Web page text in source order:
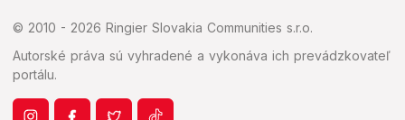
© 2010 - 2026 Ringier Slovakia Communities s.r.o.
Autorské práva sú vyhradené a vykonáva ich prevádzkovateľ
portálu.